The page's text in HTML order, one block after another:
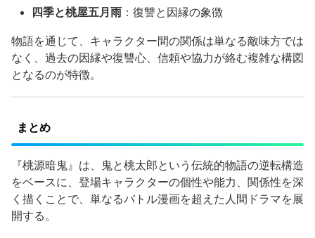
四季と桃屋五月雨 ：復讐と因縁の象徴
物語を通じて、キャラクター間の関係は単なる敵味方では
なく、過去の因縁や復讐心、信頼や協力が絡む複雑な構図
となるのが特徴。
まとめ
『桃源暗鬼』は、鬼と桃太郎という伝統的物語の逆転構造
をベースに、登場キャラクターの個性や能力、関係性を深
く描くことで、単なるバトル漫画を超えた人間ドラマを展
開する。